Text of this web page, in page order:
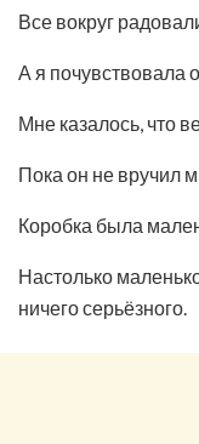
Все вокруг
А я почувствовала
Мне казалось, что
Пока он не вручил
Коробка была
Настолько
ничего серьёзного.